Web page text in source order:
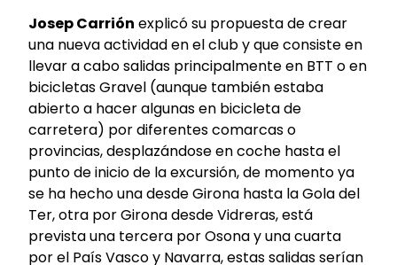
Josep Carrión explicó su propuesta de crear
una nueva actividad en el club y que consiste en
llevar a cabo salidas principalmente en BTT o en
bicicletas Gravel (aunque también estaba
abierto a hacer algunas en bicicleta de
carretera) por diferentes comarcas o
provincias, desplazándose en coche hasta el
punto de inicio de la excursión, de momento ya
se ha hecho una desde Girona hasta la Gola del
Ter, otra por Girona desde Vidreras, está
prevista una tercera por Osona y una cuarta
por el País Vasco y Navarra, estas salidas serían